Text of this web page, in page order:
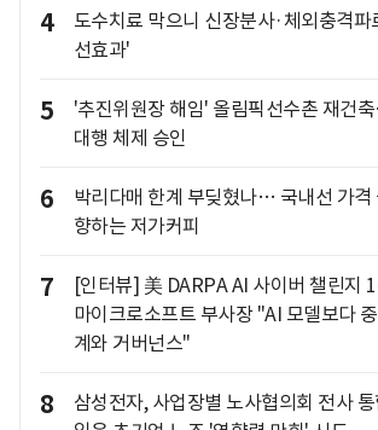
4
도수치료 막으니 신장분사·체외충격
선효과'
5
'추진위원장 해임' 올림픽선수촌 재건
대행 체제 승인
6
박리다매 한계 부딪혔나… 국내선 가격
향하는 저가커피
7
[인터뷰] 美 DARPA AI 사이버 챌린지
마이크로소프트 부사장 "AI 모델보다
계와 거버넌스"
8
삼성전자, 사업장별 노사협의회 전사